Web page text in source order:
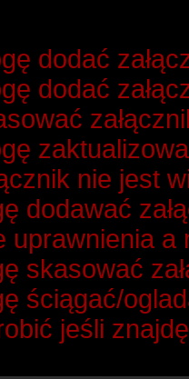
dodać
dodać
nie jest
dodawać
uprawnienia a
skasować
ściągać/
jeśli